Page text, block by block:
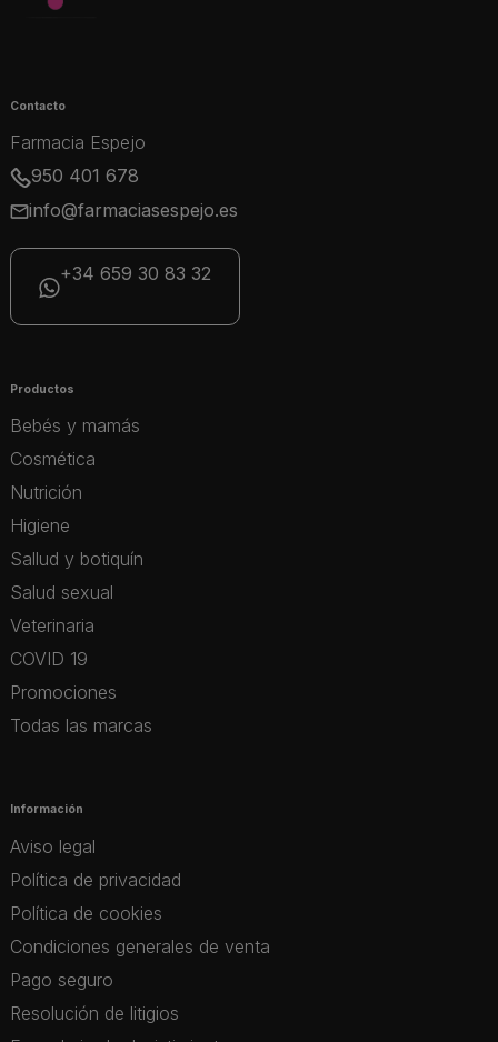
Contacto
Farmacia Espejo
950 401 678
info@farmaciasespejo.es
+34 659 30 83 32
Productos
Bebés y mamás
Cosmética
Nutrición
Higiene
Sallud y botiquín
Salud sexual
Veterinaria
COVID 19
Promociones
Todas las marcas
Información
Aviso legal
Política de privacidad
Política de cookies
Condiciones generales de venta
Pago seguro
Resolución de litigios